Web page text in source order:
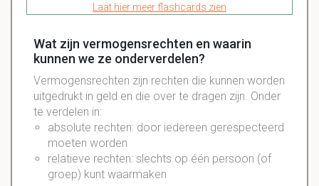
Laat hier meer flashcards zien
Wat zijn vermogensrechten en waarin
kunnen we ze onderverdelen?
Vermogensrechten zijn rechten die kunnen worden
uitgedrukt in geld en die over te dragen zijn. Onder
te verdelen in:
absolute rechten: door iedereen gerespecteerd
moeten worden
relatieve rechten: slechts op één persoon (of
groep) kunt waarmaken